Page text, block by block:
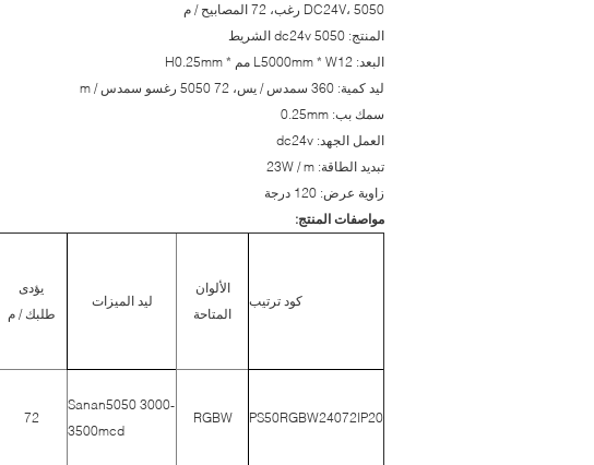
DC24V، 5050 رغب، 72 المصابيح / م
المنتج: 5050 dc24v الشريط
البعد: L5000mm * W12 مم * H0.25mm
ليد كمية: 360 سمدس / يس، 72 5050 رغسو سمدس / m
سمك بب: 0.25mm
العمل الجهد: dc24v
تبديد الطاقة: 23W / m
زاوية عرض: 120 درجة
مواصفات المنتج:
كود ترتيب
الألوان
المتاحة
ليد الميزات
يؤدى
طلبك / م
PS50RGBW24072IP20
RGBW
Sanan5050 3000-
3500mcd
72